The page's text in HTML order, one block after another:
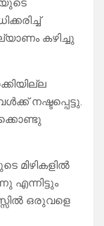
കഴിച്ചു
നഷ്ടപ്പെട്ടു.
മിഴികളിൽ
ഒരുവളെ